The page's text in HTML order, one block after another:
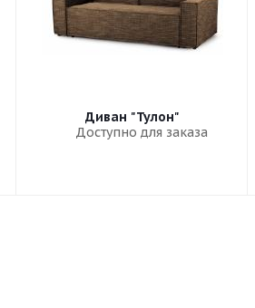
Диван "Тулон"
Доступно для заказа